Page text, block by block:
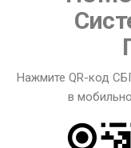
Нажмите QR-код
в